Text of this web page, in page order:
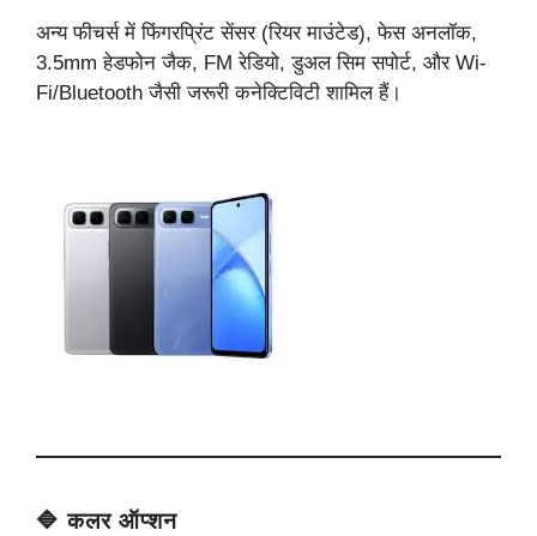
अन्य फीचर्स में फिंगरप्रिंट सेंसर (रियर माउंटेड), फेस अनलॉक,
3.5mm हेडफोन जैक, FM रेडियो, डुअल सिम सपोर्ट, और Wi-
Fi/Bluetooth जैसी जरूरी कनेक्टिविटी शामिल हैं।
🔷 कलर ऑप्शन